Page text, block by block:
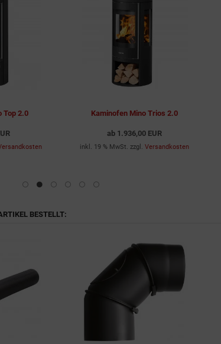
Top 2.0 Kaminofen Mino Trios 2.0
ab 1.936,00 EUR
inkl. 19 % MwSt. zzgl. Versandkosten
BESTELLT: